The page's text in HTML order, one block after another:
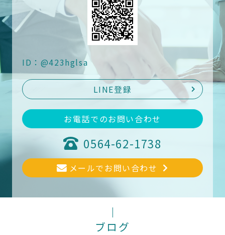
ID：@423hglsa
LINE登録
お電話でのお問い合わせ
0564-62-1738
メールでお問い合わせ
ブログ